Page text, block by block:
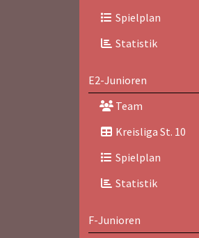
Spielplan
Statistik
E2-Junioren
Team
Kreisliga St. 10
Spielplan
Statistik
F-Junioren